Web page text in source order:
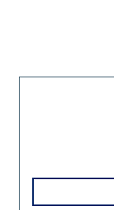
Slide 1 of 1